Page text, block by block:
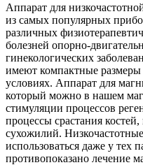
Аппарат для
из самых популярных
различных
болезней опорно-
гинекологических
имеют компактные
условиях. Аппарат для
который можно в нашем
стимуляции процессов
процессы срастания
сухожилий.
использоваться даже у тех
противопоказано лечение